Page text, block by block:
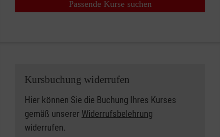
Passende Kurse suchen
Kursbuchung widerrufen
Hier können Sie die Buchung Ihres Kurses
gemäß unserer Widerrufsbelehrung
widerrufen.